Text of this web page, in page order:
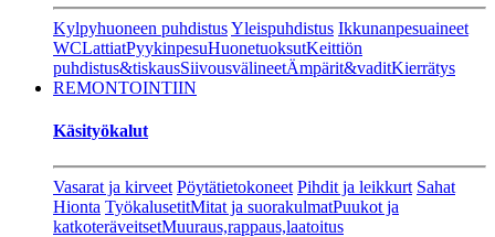
Kylpyhuoneen puhdistusYleispuhdistus Ikkunanpesuaineet
WCLattiatPyykinpesuHuonetuoksutKeittiön
puhdistus&tiskausSiivousvälineetÄmpärit&vaditKierrätys
REMONTOINTIIN
Käsityökalut
Vasarat ja kirveet Pöytätietokoneet Pihdit ja leikkurt Sahat
Hionta TyökalusetitMitat ja suorakulmatPuukot ja
katkoteräveitsetMuuraus,rappaus,laatoitus